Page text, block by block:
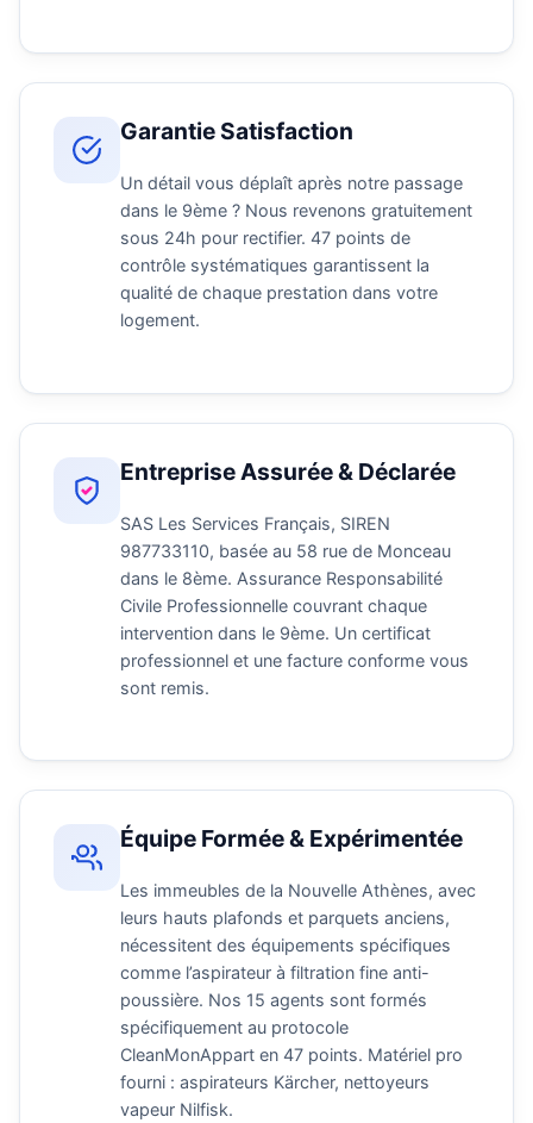
Garantie Satisfaction
Un détail vous déplaît après notre passage
dans le 9ème ? Nous revenons gratuitement
sous 24h pour rectifier. 47 points de
contrôle systématiques garantissent la
qualité de chaque prestation dans votre
logement.
Entreprise Assurée & Déclarée
SAS Les Services Français, SIREN
987733110, basée au 58 rue de Monceau
dans le 8ème. Assurance Responsabilité
Civile Professionnelle couvrant chaque
intervention dans le 9ème. Un certificat
professionnel et une facture conforme vous
sont remis.
Équipe Formée & Expérimentée
Les immeubles de la Nouvelle Athènes, avec
leurs hauts plafonds et parquets anciens,
nécessitent des équipements spécifiques
comme l’aspirateur à filtration fine anti-
poussière. Nos 15 agents sont formés
spécifiquement au protocole
CleanMonAppart en 47 points. Matériel pro
fourni : aspirateurs Kärcher, nettoyeurs
vapeur Nilfisk.